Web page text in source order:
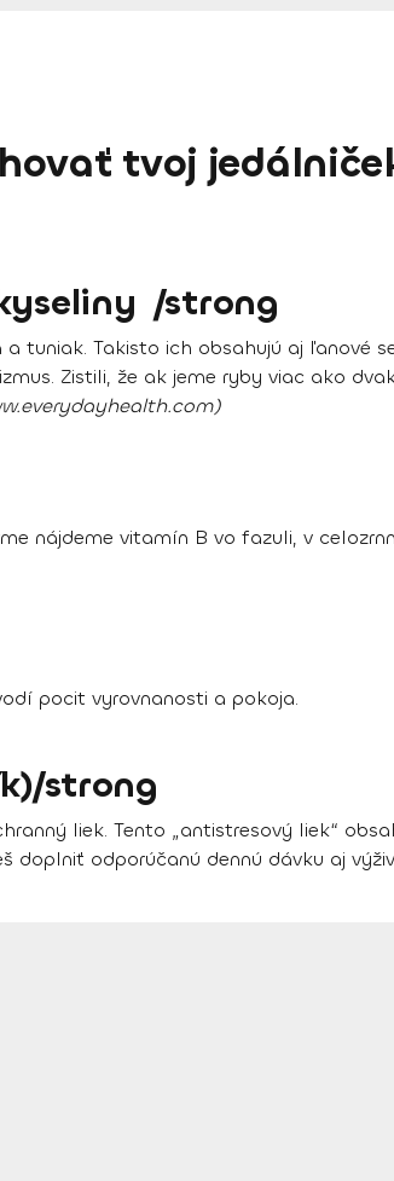
tvoj
/strong
a tuniak. Takisto ich obsahujú aj ľanové
Zistili, že ak jeme ryby viac ako
nájdeme vitamín B vo fazuli, v
pocit vyrovnanosti a pokoja.
strong
liek. Tento „antistresový liek“
doplniť odporúčanú dennú dávku aj